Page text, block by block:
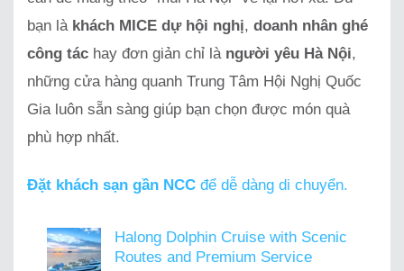
bạn là khách MICE dự hội nghị, doanh nhân ghé
công tác hay đơn giản chỉ là người yêu Hà Nội,
những cửa hàng quanh Trung Tâm Hội Nghị Quốc
Gia luôn sẵn sàng giúp bạn chọn được món quà
phù hợp nhất.
Đặt khách sạn gần NCC để dễ dàng di chuyển.
Halong Dolphin Cruise with Scenic
Routes and Premium Service